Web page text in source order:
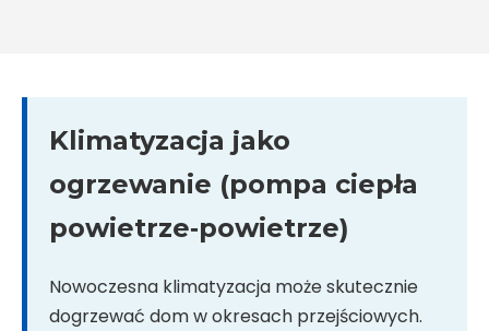
Klimatyzacja jako
ogrzewanie (pompa ciepła
powietrze‑powietrze)
Nowoczesna klimatyzacja może skutecznie
dogrzewać dom w okresach przejściowych.